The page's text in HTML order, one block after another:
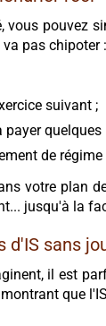
vous pouvez
pas
suivant ;
payer
de
votre plan
jusqu'à la
d'IS sans
il est
que